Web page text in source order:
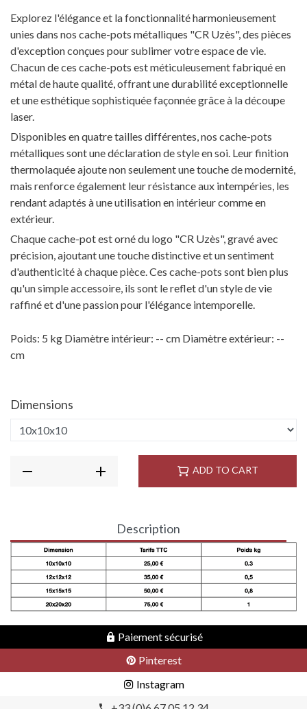
Explorez l'élégance et la fonctionnalité harmonieusement
unies dans nos cache-pots métalliques "CR Uzès", des pièces
d'exception conçues pour sublimer votre espace de vie.
Chacun de ces cache-pots est méticuleusement fabriqué en
métal de haute qualité, offrant une durabilité exceptionnelle
et une esthétique sophistiquée façonnée grâce à la découpe
laser.
Disponibles en quatre tailles différentes, nos cache-pots
métalliques sont une déclaration de style en soi. Leur finition
thermolaquée ajoute non seulement une touche de modernité,
mais renforce également leur résistance aux intempéries, les
rendant adaptés à une utilisation en intérieur comme en
extérieur.
Chaque cache-pot est orné du logo "CR Uzès", gravé avec
précision, ajoutant une touche distinctive et un sentiment
d'authenticité à chaque pièce. Ces cache-pots sont bien plus
qu'un simple accessoire, ils sont le reflet d'un style de vie
raffiné et d'une passion pour l'élégance intemporelle.
Poids: 5 kg Diamètre intérieur: -- cm Diamètre extérieur: --
cm
Dimensions
ADD TO CART
Description
Paiement sécurisé
Pinterest
Instagram